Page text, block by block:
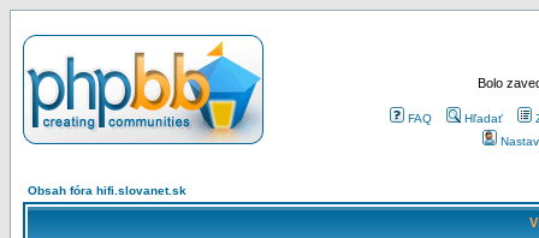
Bolo
FAQ Hľadať
Obsah fóra hifi.slovanet.sk